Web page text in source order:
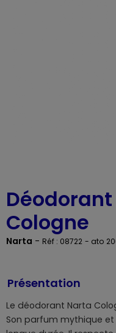
Cologne
Narta - Réf : 08722 - ato
Présentation
Le déodorant Narta
Son parfum mythique